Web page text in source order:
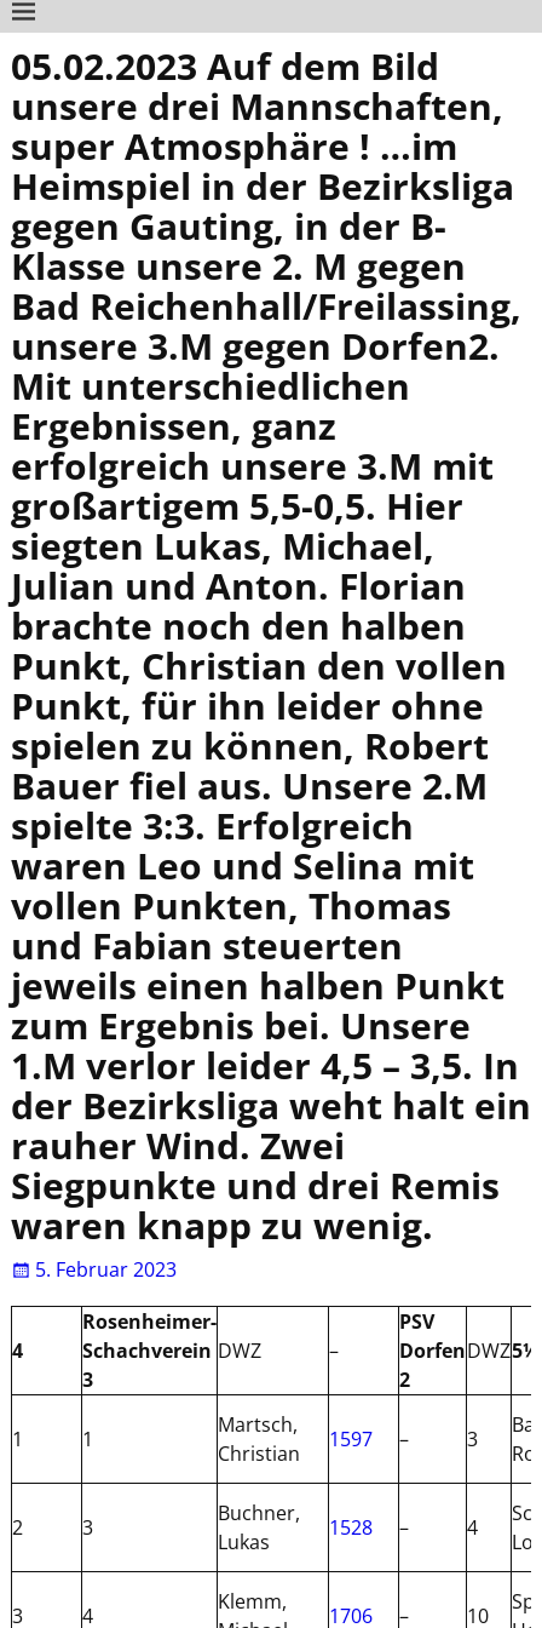
05.02.2023 Auf dem Bild
unsere drei Mannschaften,
super Atmosphäre ! …im
Heimspiel in der Bezirksliga
gegen Gauting, in der B-
Klasse unsere 2. M gegen
Bad Reichenhall/Freilassing,
unsere 3.M gegen Dorfen2.
Mit unterschiedlichen
Ergebnissen, ganz
erfolgreich unsere 3.M mit
großartigem 5,5-0,5. Hier
siegten Lukas, Michael,
Julian und Anton. Florian
brachte noch den halben
Punkt, Christian den vollen
Punkt, für ihn leider ohne
spielen zu können, Robert
Bauer fiel aus. Unsere 2.M
spielte 3:3. Erfolgreich
waren Leo und Selina mit
vollen Punkten, Thomas
und Fabian steuerten
jeweils einen halben Punkt
zum Ergebnis bei. Unsere
1.M verlor leider 4,5 – 3,5. In
der Bezirksliga weht halt ein
rauher Wind. Zwei
Siegpunkte und drei Remis
waren knapp zu wenig.
5. Februar 2023
4
Rosenheimer-
Schachverein
3
DWZ –
PSV
Dorfen
2
DWZ
1 1
Martsch,
Christian
1597 – 3
2 3
Buchner,
Lukas
1528 – 4
3 4
Klemm,
1706 – 10